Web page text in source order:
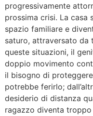
progressivamente
prossima crisi. La casa
spazio familiare e
saturo, attraversato da
queste situazioni, il
doppio movimento
il bisogno di
potrebbe ferirlo;
desiderio di distanza
ragazzo diventa